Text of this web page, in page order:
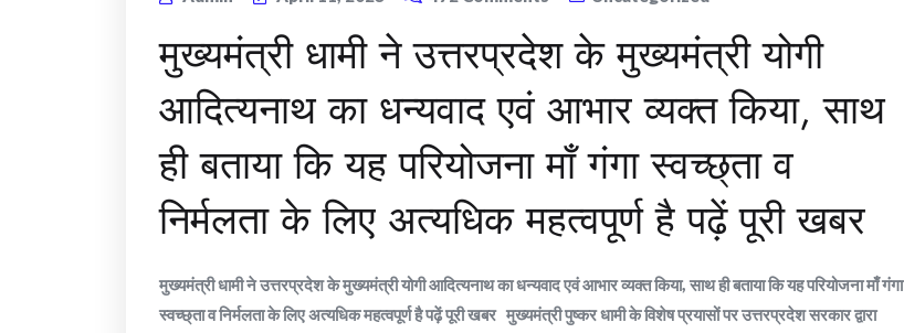
मुख्यमंत्री धामी ने उत्तरप्रदेश के मुख्यमंत्री योगी
आदित्यनाथ का धन्यवाद एवं आभार व्यक्त किया, साथ
ही बताया कि यह परियोजना माँ गंगा स्वच्छ्ता व
निर्मलता के लिए अत्यधिक महत्वपूर्ण है पढ़ें पूरी खबर
मुख्यमंत्री धामी ने उत्तरप्रदेश के मुख्यमंत्री योगी आदित्यनाथ का धन्यवाद एवं आभार व्यक्त किया, साथ ही बताया कि यह परियोजना माँ गंगा
स्वच्छ्ता व निर्मलता के लिए अत्यधिक महत्वपूर्ण है पढ़ें पूरी खबर मुख्यमंत्री पुष्कर धामी के विशेष प्रयासों पर उत्तरप्रदेश सरकार द्वारा